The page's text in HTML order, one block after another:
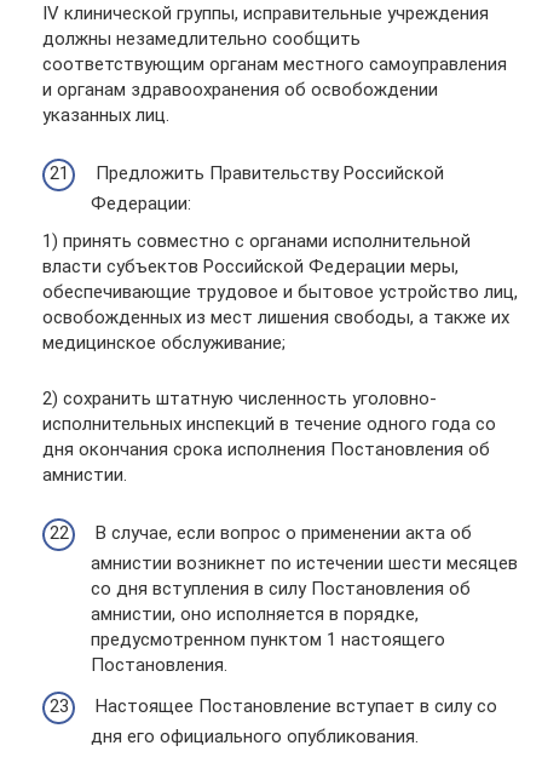
IV клинической группы, исправительные учреждения
должны незамедлительно сообщить
соответствующим органам местного самоуправления
и органам здравоохранения об освобождении
указанных лиц.
Предложить Правительству Российской
Федерации:
1) принять совместно с органами исполнительной
власти субъектов Российской Федерации меры,
обеспечивающие трудовое и бытовое устройство лиц,
освобожденных из мест лишения свободы, а также их
медицинское обслуживание;
2) сохранить штатную численность уголовно-
исполнительных инспекций в течение одного года со
дня окончания срока исполнения Постановления об
амнистии.
В случае, если вопрос о применении акта об
амнистии возникнет по истечении шести месяцев
со дня вступления в силу Постановления об
амнистии, оно исполняется в порядке,
предусмотренном пунктом 1 настоящего
Постановления.
Настоящее Постановление вступает в силу со
дня его официального опубликования.